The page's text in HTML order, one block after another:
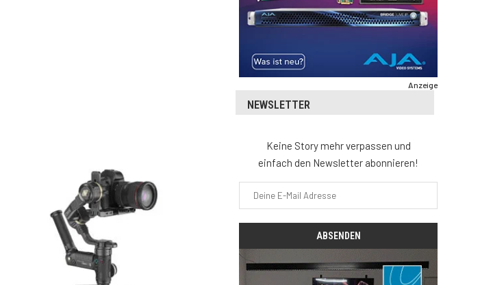
Anzeige
NEWSLETTER
Keine Story mehr verpassen und
einfach den Newsletter abonnieren!